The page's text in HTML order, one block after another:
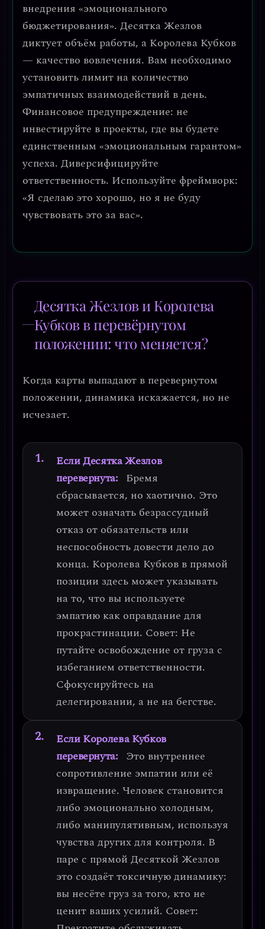
внедрения «эмоционального
бюджетирования». Десятка Жезлов
диктует объём работы, а Королева Кубков
— качество вовлечения. Вам необходимо
установить лимит на количество
эмпатичных взаимодействий в день.
Финансовое предупреждение: не
инвестируйте в проекты, где вы будете
единственным «эмоциональным гарантом»
успеха. Диверсифицируйте
ответственность. Используйте фреймворк:
«Я сделаю это хорошо, но я не буду
чувствовать это за вас».
Десятка Жезлов и Королева
Кубков в перевёрнутом
положении: что меняется?
Когда карты выпадают в перевернутом
положении, динамика искажается, но не
исчезает.
Если Десятка Жезлов
перевернута: Бремя
сбрасывается, но хаотично. Это
может означать безрассудный
отказ от обязательств или
неспособность довести дело до
конца. Королева Кубков в прямой
позиции здесь может указывать
на то, что вы используете
эмпатию как оправдание для
прокрастинации. Совет: Не
путайте освобождение от груза с
избеганием ответственности.
Сфокусируйтесь на
делегировании, а не на бегстве.
Если Королева Кубков
перевернута: Это внутреннее
сопротивление эмпатии или её
извращение. Человек становится
либо эмоционально холодным,
либо манипулятивным, используя
чувства других для контроля. В
паре с прямой Десяткой Жезлов
это создаёт токсичную динамику:
вы несёте груз за того, кто не
ценит ваших усилий. Совет: